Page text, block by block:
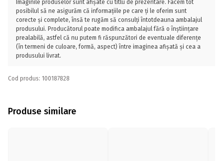
Imaginile produselor sunt afișate cu titlu de prezentare. Facem tot
posibilul să ne asigurăm că informațiile pe care ți le oferim sunt
corecte și complete, însă te rugăm să consulți întotdeauna ambalajul
produsului. Producătorul poate modifica ambalajul fără o înștiințare
prealabilă, astfel că nu putem fi răspunzători de eventuale diferențe
(în termeni de culoare, formă, aspect) între imaginea afișată și cea a
produsului livrat.
Cod produs: 100187828
Produse similare